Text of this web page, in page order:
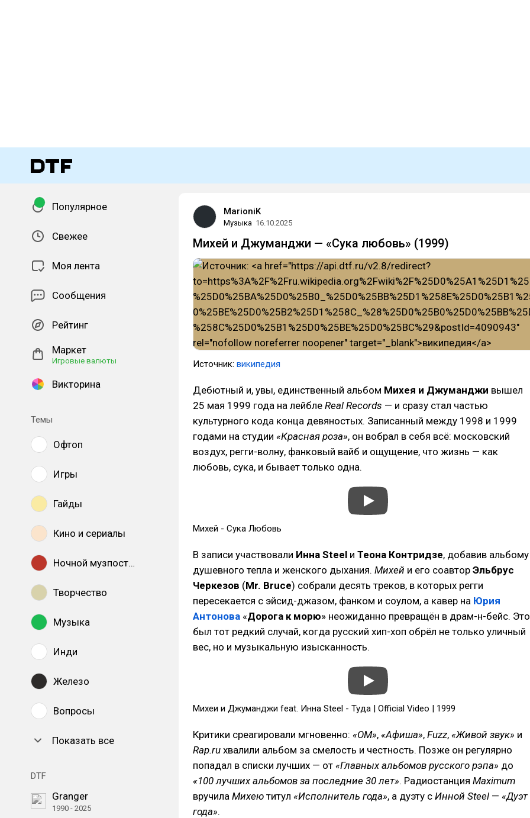
Популярное
Свежее
Моя лента
Сообщения
Рейтинг
Маркет
Игровые валюты
Викторина
Темы
Офтоп
Игры
Гайды
Кино и сериалы
Ночной музпостинг
Творчество
Музыка
Инди
Железо
Вопросы
Показать все
DTF
Granger
1990 - 2025
MarioniK
Музыка 16.10.2025
Михей и Джуманджи — «Сука любовь» (1999)
Источник: википедия
Дебютный и, увы, единственный альбом Михея и Джуманджи вышел
25 мая 1999 года на лейбле Real Records — и сразу стал частью
культурного кода конца девяностых. Записанный между 1998 и 1999
годами на студии «Красная роза», он вобрал в себя всё: московский
воздух, регги-волну, фанковый вайб и ощущение, что жизнь — как
любовь, сука, и бывает только одна.
Михей - Сука Любовь
В записи участвовали Инна Steel и Теона Контридзе, добавив альбому
душевного тепла и женского дыхания. Михей и его соавтор Эльбрус
Черкезов (Mr. Bruce) собрали десять треков, в которых регги
пересекается с эйсид-джазом, фанком и соулом, а кавер на Юрия
Антонова «Дорога к морю» неожиданно превращён в драм-н-бейс. Это
был тот редкий случай, когда русский хип-хоп обрёл не только уличный
вес, но и музыкальную изысканность.
Михеи и Джуманджи feat. Инна Steel - Туда | Official Video | 1999
Критики среагировали мгновенно: «ОМ», «Афиша», Fuzz, «Живой звук» и
Rap.ru хвалили альбом за смелость и честность. Позже он регулярно
попадал в списки лучших — от «Главных альбомов русского рэпа» до
«100 лучших альбомов за последние 30 лет». Радиостанция Maximum
вручила Михею титул «Исполнитель года», а дуэту с Инной Steel — «Дуэт
года».